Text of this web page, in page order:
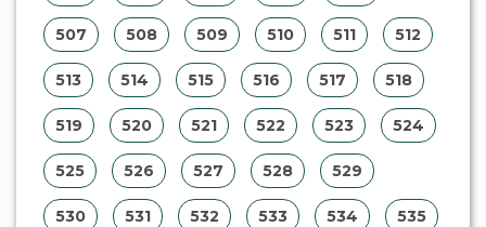
507 508 509 510 511 512
513 514 515 516 517 518
519 520 521 522 523 524
525 526 527 528 529
530 531 532 533 534 535